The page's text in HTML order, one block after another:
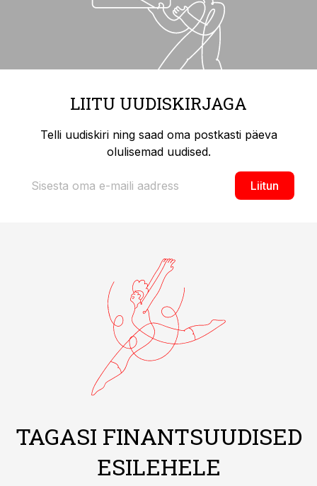
LIITU UUDISKIRJAGA
Telli uudiskiri ning saad oma postkasti päeva
olulisemad uudised.
Liitun
TAGASI FINANTSUUDISED
ESILEHELE